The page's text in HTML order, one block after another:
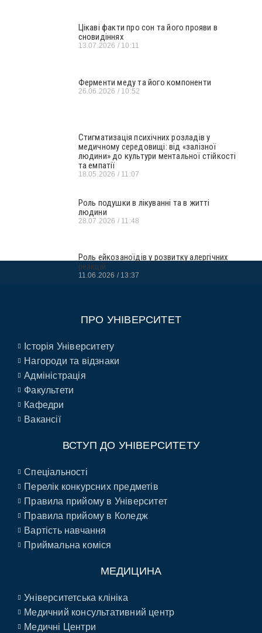
Цікаві факти про сон та його прояви в
сновидіннях
13.07.2026 10:11
Ферменти меду та його компоненти
26.06.2026 10:52
Стигматизація психічних розладів у
медичному середовищі: від «залізної
людини» до культури ментальної стійкості
та емпатії
18.05.2026 11:07
Роль подушки в лікуванні та в житті
людини
28.07.2026 11:48
Роль ейкозаноїдів у розвитку алергічних
реакцій
11.06.2026 13:37
ПРО УНІВЕРСИТЕТ
Історія Університету
Нагороди та відзнаки
Адміністрація
Факультети
Кафедри
Вакансії
ВСТУП ДО УНІВЕРСИТЕТУ
Спеціальності
Перелік конкурсних предметів
Правила прийому в Університет
Правила прийому в Коледж
Вартість навчання
Приймальна коміся
МЕДИЦИНА
Університетська клініка
Медичний консультативний центр
Медичні Центри